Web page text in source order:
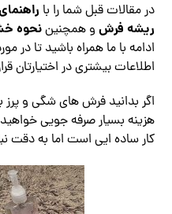
در مقالات قبل شما را با
ریشه فرش و همچنیننحوه
ادامه با ما همراه باشید تا
اطلاعات بیشتری در اختیارتان
اگر بدانید فرش های شگی و پرز
هزینه بسیار صرفه جویی
کار ساده ایی است اما به دقت